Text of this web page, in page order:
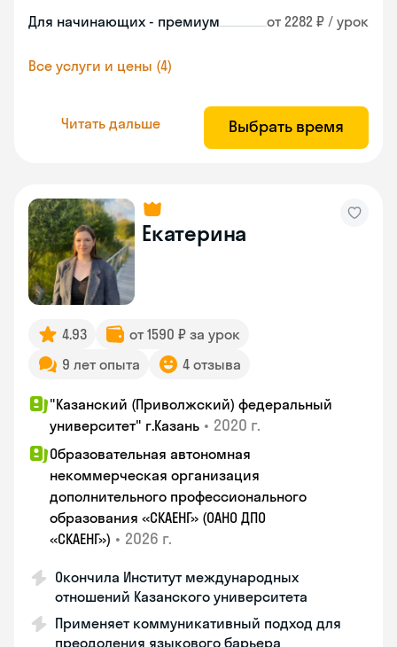
Для начинающих - премиум от 2282 ₽ / урок
Все услуги и цены (4)
Читать дальше Выбрать время
Екатерина
4.93
от 1590 ₽ за урок
9 лет опыта
4 отзыва
"Казанский (Приволжский) федеральный
университет" г.Казань • 2020 г.
Образовательная автономная
некоммерческая организация
дополнительного профессионального
образования «СКАЕНГ» (ОАНО ДПО
«СКАЕНГ») • 2026 г.
Окончила Институт международных
отношений Казанского университета
Применяет коммуникативный подход для
преодоления языкового барьера